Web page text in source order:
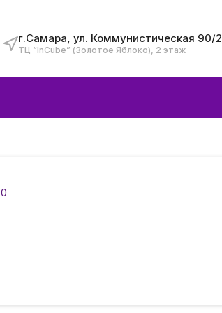
г.Самара, ул. Коммунистическая 90/2
ТЦ “InCube” (Золотое Яблоко), 2 этаж
0